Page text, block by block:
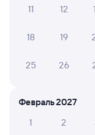
Инструкция по
Обратные
Отели
Другие
11 12
18 19
25 26
Февраль 2027
1
2